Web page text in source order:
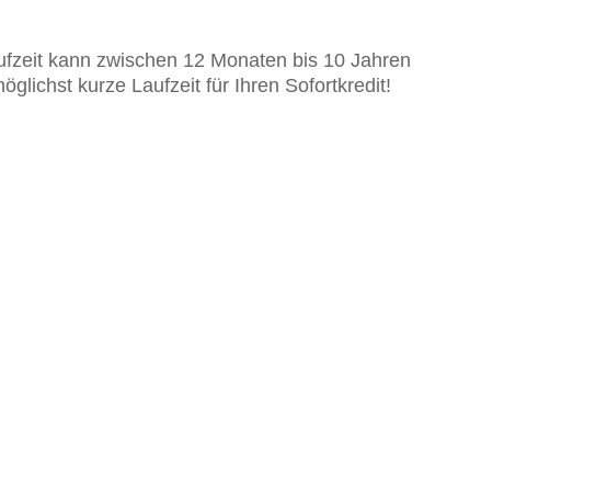
kann zwischen 12 Monaten bis 10 Jahren
kurze Laufzeit für Ihren Sofortkredit!